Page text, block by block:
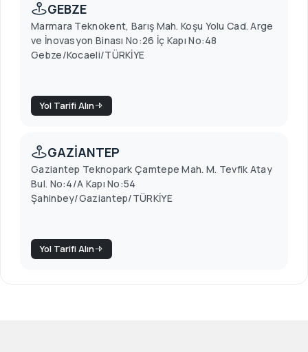
GEBZE
Marmara Teknokent, Barış Mah. Koşu Yolu Cad. Arge
ve İnovasyon Binası No:26 İç Kapı No:48
Gebze/Kocaeli/TÜRKİYE
Yol Tarifi Alın
GAZİANTEP
Gaziantep Teknopark Çamtepe Mah. M. Tevfik Atay
Bul. No:4/A Kapı No:54
Şahinbey/Gaziantep/TÜRKİYE
Yol Tarifi Alın